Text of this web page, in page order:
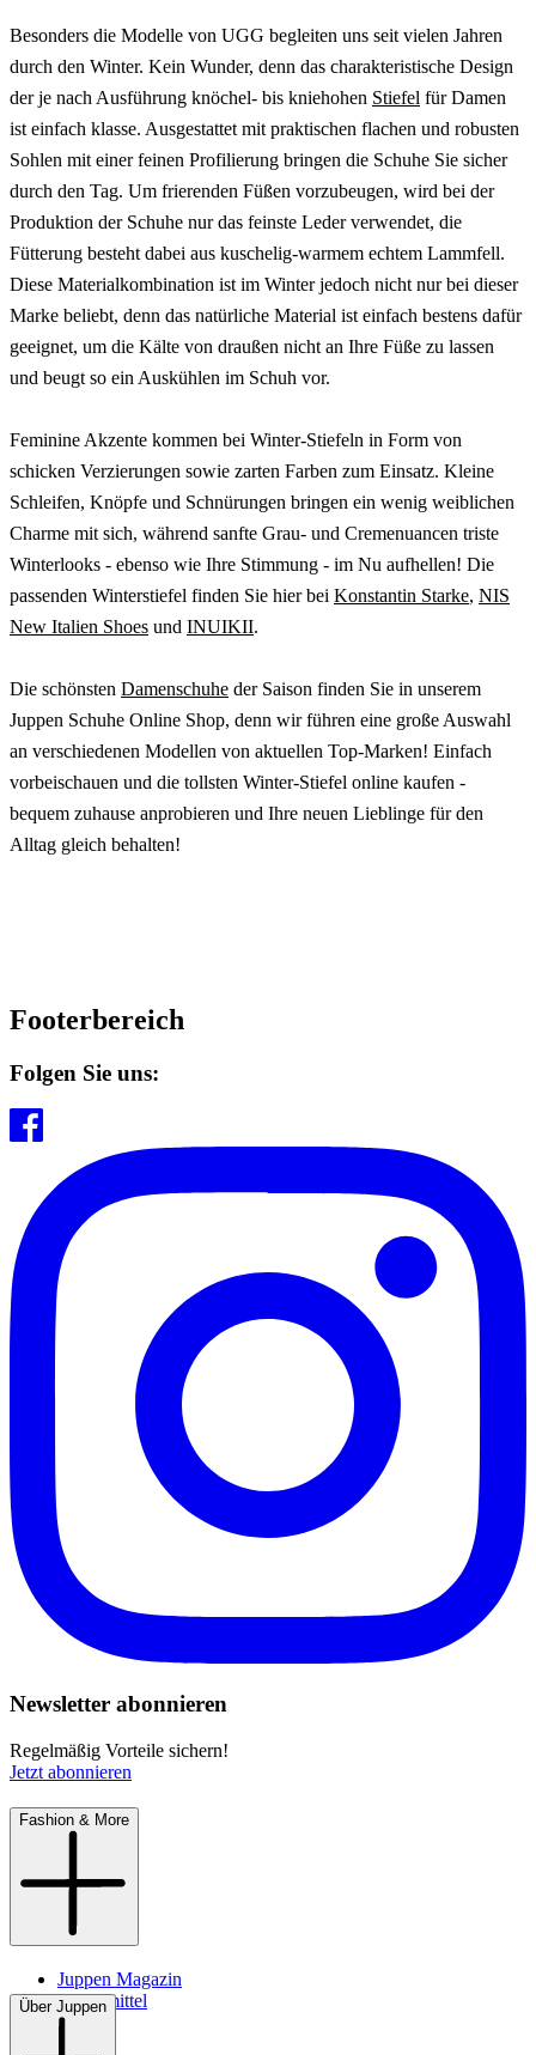
Besonders die Modelle von UGG begleiten uns seit vielen Jahren
durch den Winter. Kein Wunder, denn das charakteristische Design
der je nach Ausführung knöchel- bis kniehohen Stiefel für Damen
ist einfach klasse. Ausgestattet mit praktischen flachen und robusten
Sohlen mit einer feinen Profilierung bringen die Schuhe Sie sicher
durch den Tag. Um frierenden Füßen vorzubeugen, wird bei der
Produktion der Schuhe nur das feinste Leder verwendet, die
Fütterung besteht dabei aus kuschelig-warmem echtem Lammfell.
Diese Materialkombination ist im Winter jedoch nicht nur bei dieser
Marke beliebt, denn das natürliche Material ist einfach bestens dafür
geeignet, um die Kälte von draußen nicht an Ihre Füße zu lassen
und beugt so ein Auskühlen im Schuh vor.
Feminine Akzente kommen bei Winter-Stiefeln in Form von
schicken Verzierungen sowie zarten Farben zum Einsatz. Kleine
Schleifen, Knöpfe und Schnürungen bringen ein wenig weiblichen
Charme mit sich, während sanfte Grau- und Cremenuancen triste
Winterlooks - ebenso wie Ihre Stimmung - im Nu aufhellen! Die
passenden Winterstiefel finden Sie hier bei Konstantin Starke, NIS
New Italien Shoes und INUIKII.
Die schönsten Damenschuhe der Saison finden Sie in unserem
Juppen Schuhe Online Shop, denn wir führen eine große Auswahl
an verschiedenen Modellen von aktuellen Top-Marken! Einfach
vorbeischauen und die tollsten Winter-Stiefel online kaufen -
bequem zuhause anprobieren und Ihre neuen Lieblinge für den
Alltag gleich behalten!
Footerbereich
Folgen Sie uns:
Newsletter abonnieren
Regelmäßig Vorteile sichern!
Jetzt abonnieren
Fashion & More
Juppen Magazin
Pflegemittel
Über Juppen